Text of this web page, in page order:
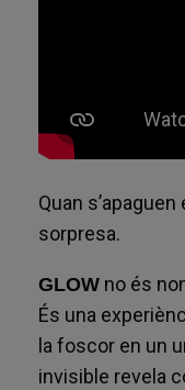
Quan
sorpresa.
GLOW no és
És una
la foscor en un
invisible revela